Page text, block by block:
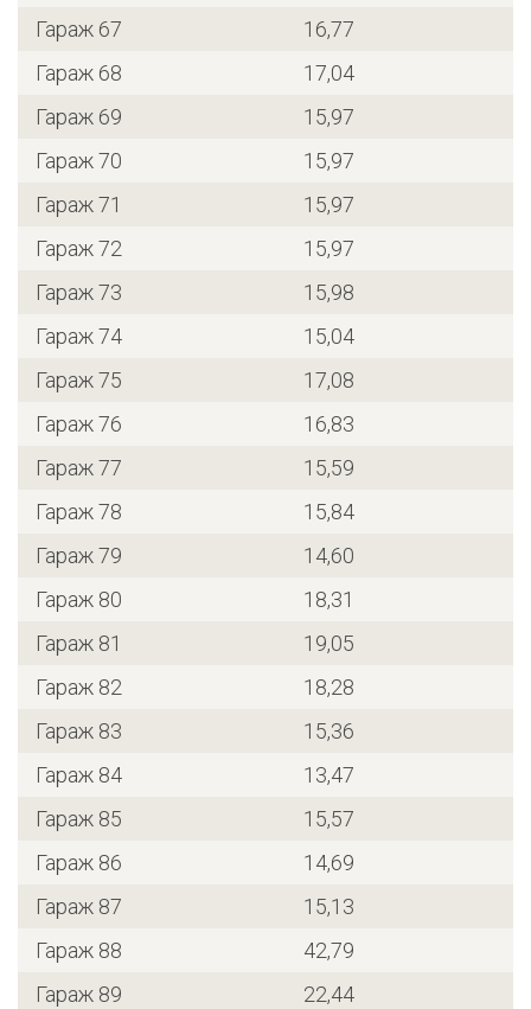
Гараж 67
16,77
Гараж 68
17,04
Гараж 69
15,97
Гараж 70
15,97
Гараж 71
15,97
Гараж 72
15,97
Гараж 73
15,98
Гараж 74
15,04
Гараж 75
17,08
Гараж 76
16,83
Гараж 77
15,59
Гараж 78
15,84
Гараж 79
14,60
Гараж 80
18,31
Гараж 81
19,05
Гараж 82
18,28
Гараж 83
15,36
Гараж 84
13,47
Гараж 85
15,57
Гараж 86
14,69
Гараж 87
15,13
Гараж 88
42,79
Гараж 89
22,44